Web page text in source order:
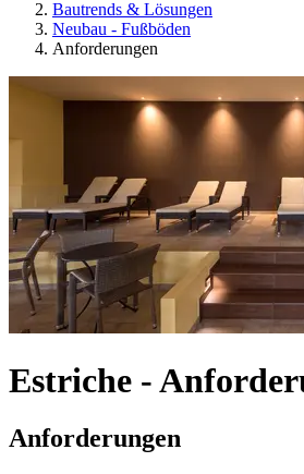
Bautrends & Lösungen
Neubau - Fußböden
Anforderungen
Estriche -
Anforderungen